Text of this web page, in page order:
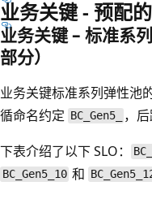
业务关键 - 预配
业务关键 – 标准系
部分）
业务关键标准系列弹性池
循命名约定 BC_Gen5_
，
下表介绍了以下 SLO：
BC_Gen5_10 和